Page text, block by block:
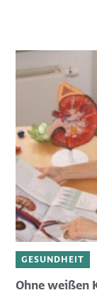
GESUNDHEIT
Ohne weißen